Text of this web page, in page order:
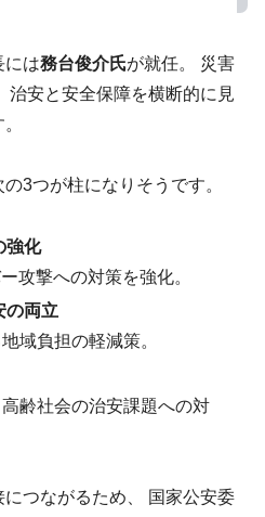
には務台俊介氏が就任。 災害
治安と安全保障を横断的に見
3つが柱になりそうです。
強化
攻撃への対策を強化。
の両立
域負担の軽減策。
齢社会の治安課題への対
つながるため、 国家公安委